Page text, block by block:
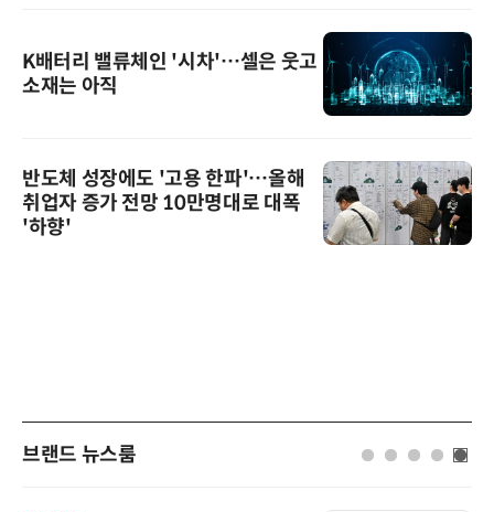
K배터리 밸류체인 '시차'…셀은 웃고
소재는 아직
반도체 성장에도 '고용 한파'…올해
취업자 증가 전망 10만명대로 대폭
'하향'
브랜드 뉴스룸